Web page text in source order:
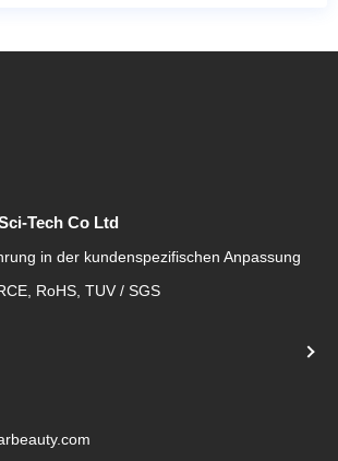
Tech Co Ltd
in der kundenspezifischen Anpassung
RoHS, TUV / SGS